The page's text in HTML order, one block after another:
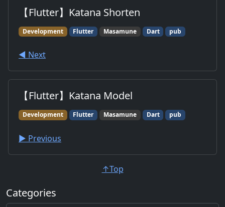
【Flutter】Katana Shorten
Development Flutter Masamune Dart pub
◀︎ Next
【Flutter】Katana Model
Development Flutter Masamune Dart pub
▶︎ Previous
↑Top
Categories